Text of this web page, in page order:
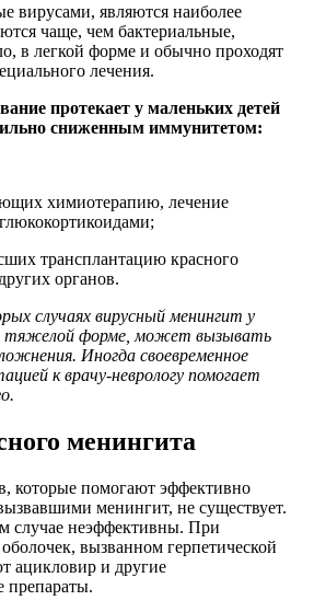
вирусами, являются наиболее
чаще, чем бактериальные,
в легкой форме и обычно проходят
лечения.
протекает у маленьких детей
сниженным иммунитетом:
химиотерапию, лечение
трансплантацию красного
органов.
случаях вирусный менингит у
тяжелой форме, может вызывать
Иногда своевременное
к врачу-неврологу помогает
менингита
которые помогают эффективно
менингит, не существует.
случае неэффективны. При
вызванном герпетической
ацикловир и другие
препараты.